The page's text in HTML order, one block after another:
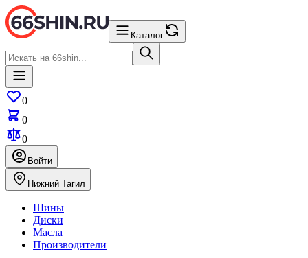
Каталог
0
0
0
Войти
Нижний Тагил
Шины
Диски
Масла
Производители